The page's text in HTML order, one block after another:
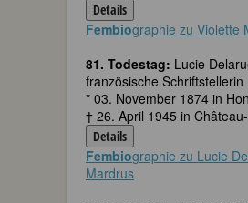
Details
Fembiographie zu Violette
81. Todestag: Lucie
französische Schriftstellerin
* 03. November 1874 in
† 26. April 1945 in
Details
Fembiographie zu Lucie
Mardrus